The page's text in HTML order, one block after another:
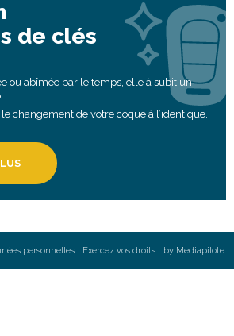
de clés
ou abîmée par le temps, elle à subit un
changement de votre coque à l’identique.
personnelles Exercez vos droits by Mediapilote